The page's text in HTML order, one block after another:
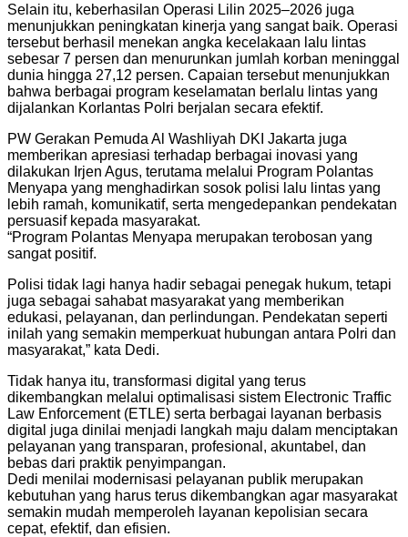
Selain itu, keberhasilan Operasi Lilin 2025–2026 juga
menunjukkan peningkatan kinerja yang sangat baik. Operasi
tersebut berhasil menekan angka kecelakaan lalu lintas
sebesar 7 persen dan menurunkan jumlah korban meninggal
dunia hingga 27,12 persen. Capaian tersebut menunjukkan
bahwa berbagai program keselamatan berlalu lintas yang
dijalankan Korlantas Polri berjalan secara efektif.
PW Gerakan Pemuda Al Washliyah DKI Jakarta juga
memberikan apresiasi terhadap berbagai inovasi yang
dilakukan Irjen Agus, terutama melalui Program Polantas
Menyapa yang menghadirkan sosok polisi lalu lintas yang
lebih ramah, komunikatif, serta mengedepankan pendekatan
persuasif kepada masyarakat.
“Program Polantas Menyapa merupakan terobosan yang
sangat positif.
Polisi tidak lagi hanya hadir sebagai penegak hukum, tetapi
juga sebagai sahabat masyarakat yang memberikan
edukasi, pelayanan, dan perlindungan. Pendekatan seperti
inilah yang semakin memperkuat hubungan antara Polri dan
masyarakat,” kata Dedi.
Tidak hanya itu, transformasi digital yang terus
dikembangkan melalui optimalisasi sistem Electronic Traffic
Law Enforcement (ETLE) serta berbagai layanan berbasis
digital juga dinilai menjadi langkah maju dalam menciptakan
pelayanan yang transparan, profesional, akuntabel, dan
bebas dari praktik penyimpangan.
Dedi menilai modernisasi pelayanan publik merupakan
kebutuhan yang harus terus dikembangkan agar masyarakat
semakin mudah memperoleh layanan kepolisian secara
cepat, efektif, dan efisien.